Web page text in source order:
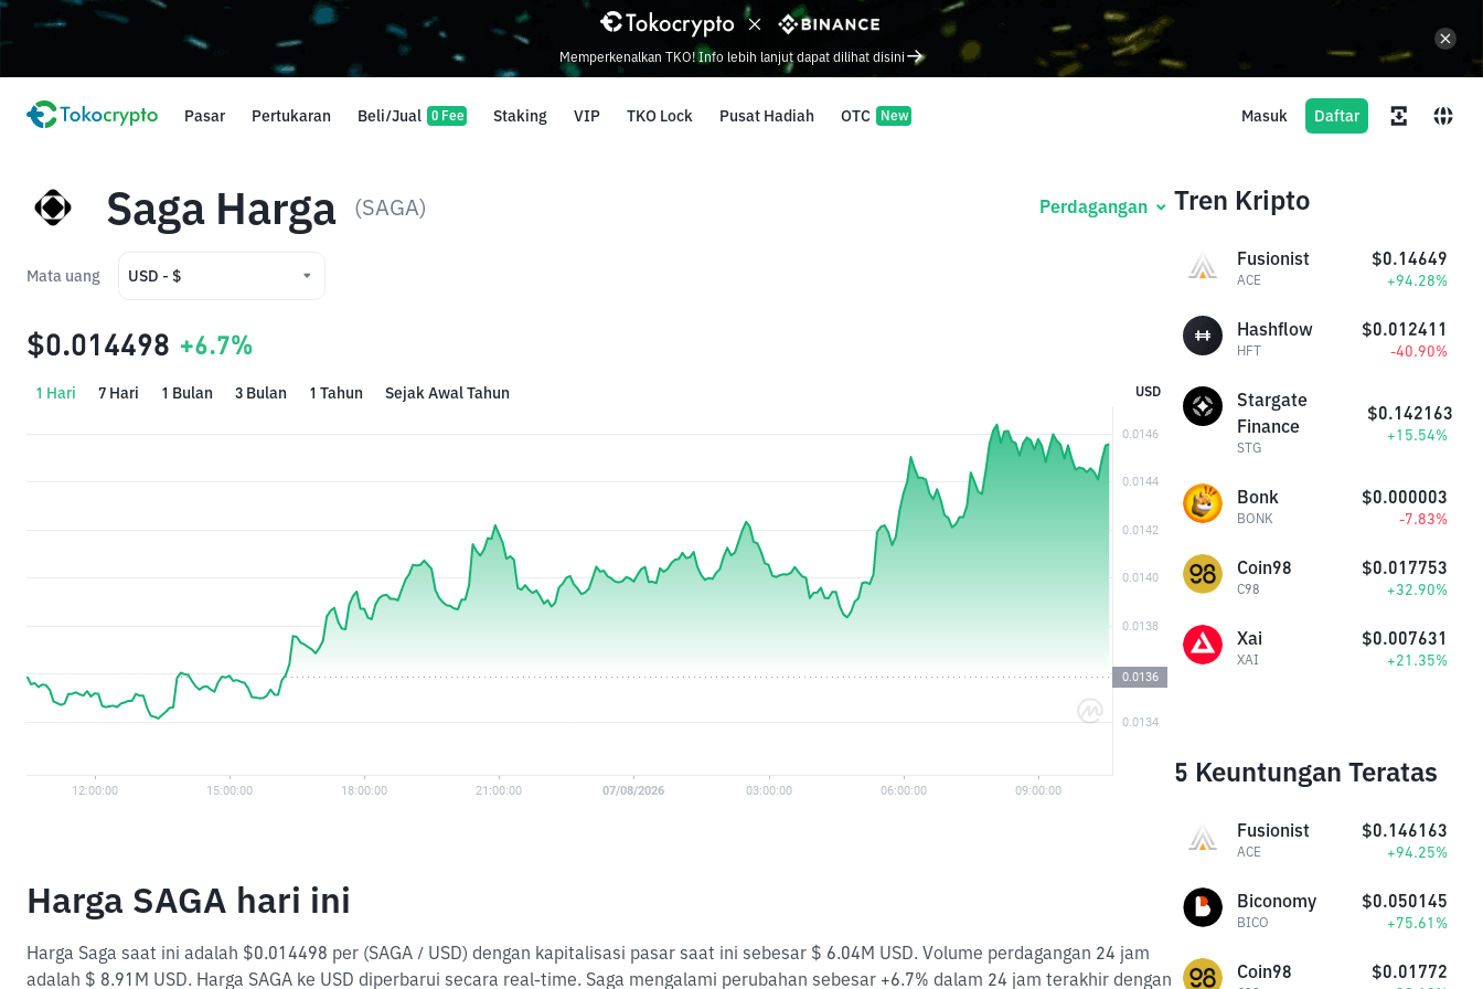
Pasar Pertukaran Beli/Jual 0 Fee Staking VIP TKO Lock Pusat Hadiah OTC New Masuk Daftar
Memperkenalkan TKO! Info lebih lanjut dapat dilihat disini
Saga Harga (SAGA) Perdagangan
Mata uang USD - $
IDR - Rp
$0.014498 +6.7%
1 Hari 7 Hari 1 Bulan 3 Bulan 1 Tahun Sejak Awal Tahun USD
Harga SAGA hari ini
Harga Saga saat ini adalah $0.014498 per (SAGA / USD) dengan kapitalisasi pasar saat ini sebesar $ 6.04M USD. Volume perdagangan 24 jam
adalah $ 8.91M USD. Harga SAGA ke USD diperbarui secara real-time. Saga mengalami perubahan sebesar +6.7% dalam 24 jam terakhir dengan
Tren Kripto
Fusionist
ACE
$0.14649
+94.28%
Hashflow
HFT
$0.012411
-40.90%
Stargate
Finance
STG
$0.142163
+15.54%
Bonk
BONK
$0.000003
-7.83%
Coin98
C98
$0.017753
+32.90%
Xai
XAI
$0.007631
+21.35%
5 Keuntungan Teratas
Fusionist
ACE
$0.146163
+94.25%
Biconomy
BICO
$0.050145
+75.61%
Coin98 $0.01772